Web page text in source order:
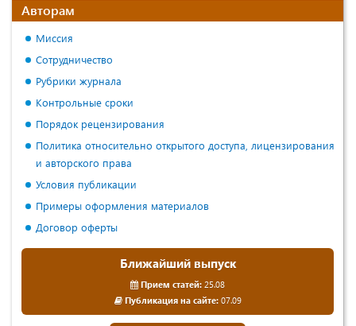
Авторам
Миссия
Сотрудничество
Рубрики журнала
Контрольные сроки
Порядок рецензирования
Политика относительно открытого доступа, лицензирования
и авторского права
Условия публикации
Примеры оформления материалов
Договор оферты
Ближайший выпуск
Прием статей: 25.08
Публикация на сайте:07.09